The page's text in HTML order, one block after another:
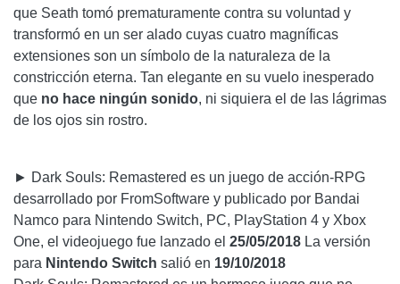
que Seath tomó prematuramente contra su voluntad y
transformó en un ser alado cuyas cuatro magníficas
extensiones son un símbolo de la naturaleza de la
constricción eterna. Tan elegante en su vuelo inesperado
que no hace ningún sonido, ni siquiera el de las lágrimas
de los ojos sin rostro.
► Dark Souls: Remastered es un juego de acción-RPG
desarrollado por FromSoftware y publicado por Bandai
Namco para Nintendo Switch, PC, PlayStation 4 y Xbox
One, el videojuego fue lanzado el 25/05/2018 La versión
para Nintendo Switch salió en 19/10/2018